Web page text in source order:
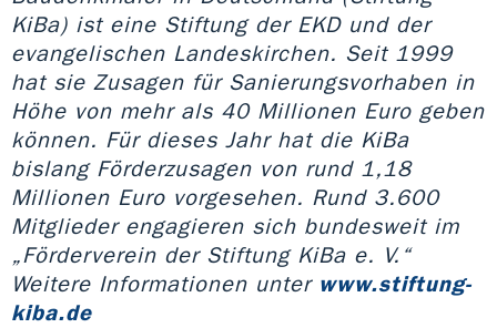
KiBa) ist eine Stiftung der EKD und der
evangelischen Landeskirchen. Seit 1999
hat sie Zusagen für Sanierungsvorhaben in
Höhe von mehr als 40 Millionen Euro geben
können. Für dieses Jahr hat die KiBa
bislang Förderzusagen von rund 1,18
Millionen Euro vorgesehen. Rund 3.600
Mitglieder engagieren sich bundesweit im
„Förderverein der Stiftung KiBa e. V.“
Weitere Informationen unter www.stiftung-
kiba.de